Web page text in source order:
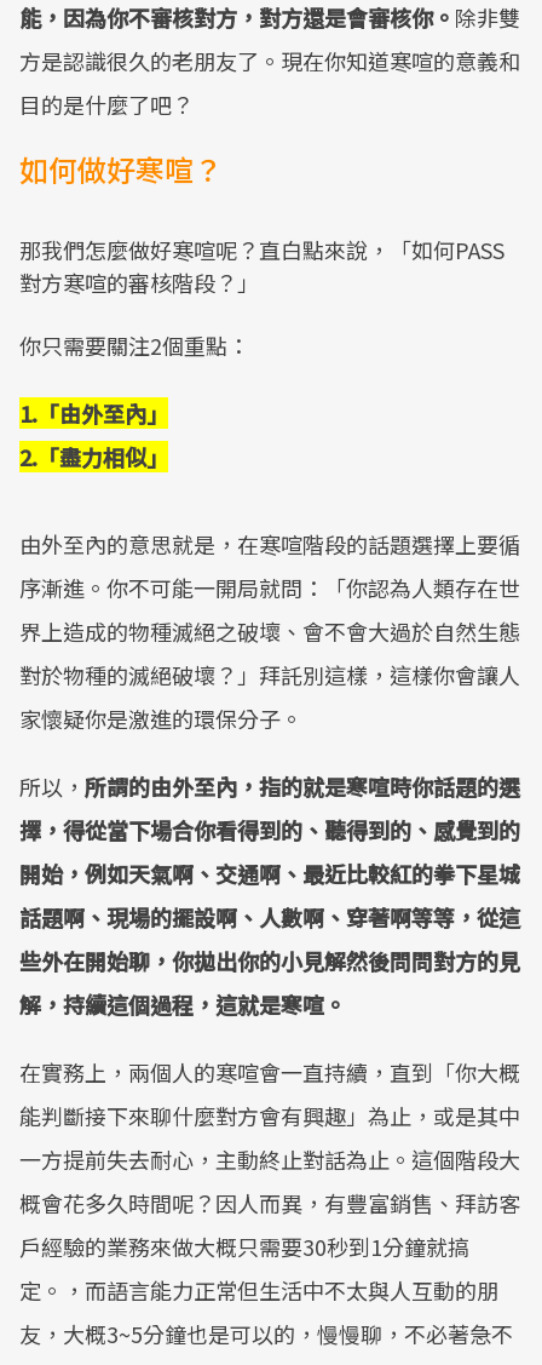
能，因為你不審核對方，對方還是會審核你。 除非雙
方是認識很久的老朋友了。現在你知道寒喧的意義和
目的是什麼了吧？
​如何做好寒喧？
那我們怎麼做好寒喧呢？​直白點來說，「如何PASS
對方寒喧的審核階段？」
​你只需要關注2個重點：
​1.「由外至內」
​2.「盡力相似」
由外至內的意思就是，在寒喧階段的話題選擇上要循
序漸進。​你不可能一開局就問：​「你認為人類存在世
界上造成的物種滅絕之破壞、會不會大過於自然生態
對於物種的滅絕破壞？」​拜託別這樣，這樣你會讓人
家懷疑你是激進的環保分子。
​所以， 所謂的由外至內，指的就是寒喧時你話題的選
擇，得從當下場合你看得到的、聽得到的、感覺到的
開始，例如天氣啊、交通啊、最近比較紅的拳下星城
話題啊、現場的擺設啊、人數啊、穿著啊等等，從這
些外在開始聊，你拋出你的小見解然後問問對方的見
解，持續這個過程，這就是寒喧。
​在實務上，兩個人的寒喧會一直持續，直到「你大概
能判斷接下來聊什麼對方會有興趣」為止，或是其中
一方提前失去耐心，主動終止對話為止。​這個階段大
概會花多久時間呢？因人而異，有豐富銷售、拜訪客
戶經驗的業務來做大概只需要30秒到1分鐘就搞
定。，而語言能力正常但生活中不太與人互動的朋
友，大概3~5分鐘也是可以的，慢慢聊，不必著急不